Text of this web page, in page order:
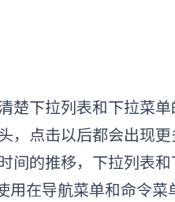
楚下拉列表和下拉菜
，点击以后都会出现
间的推移，下拉列表
在导航菜单和命令菜